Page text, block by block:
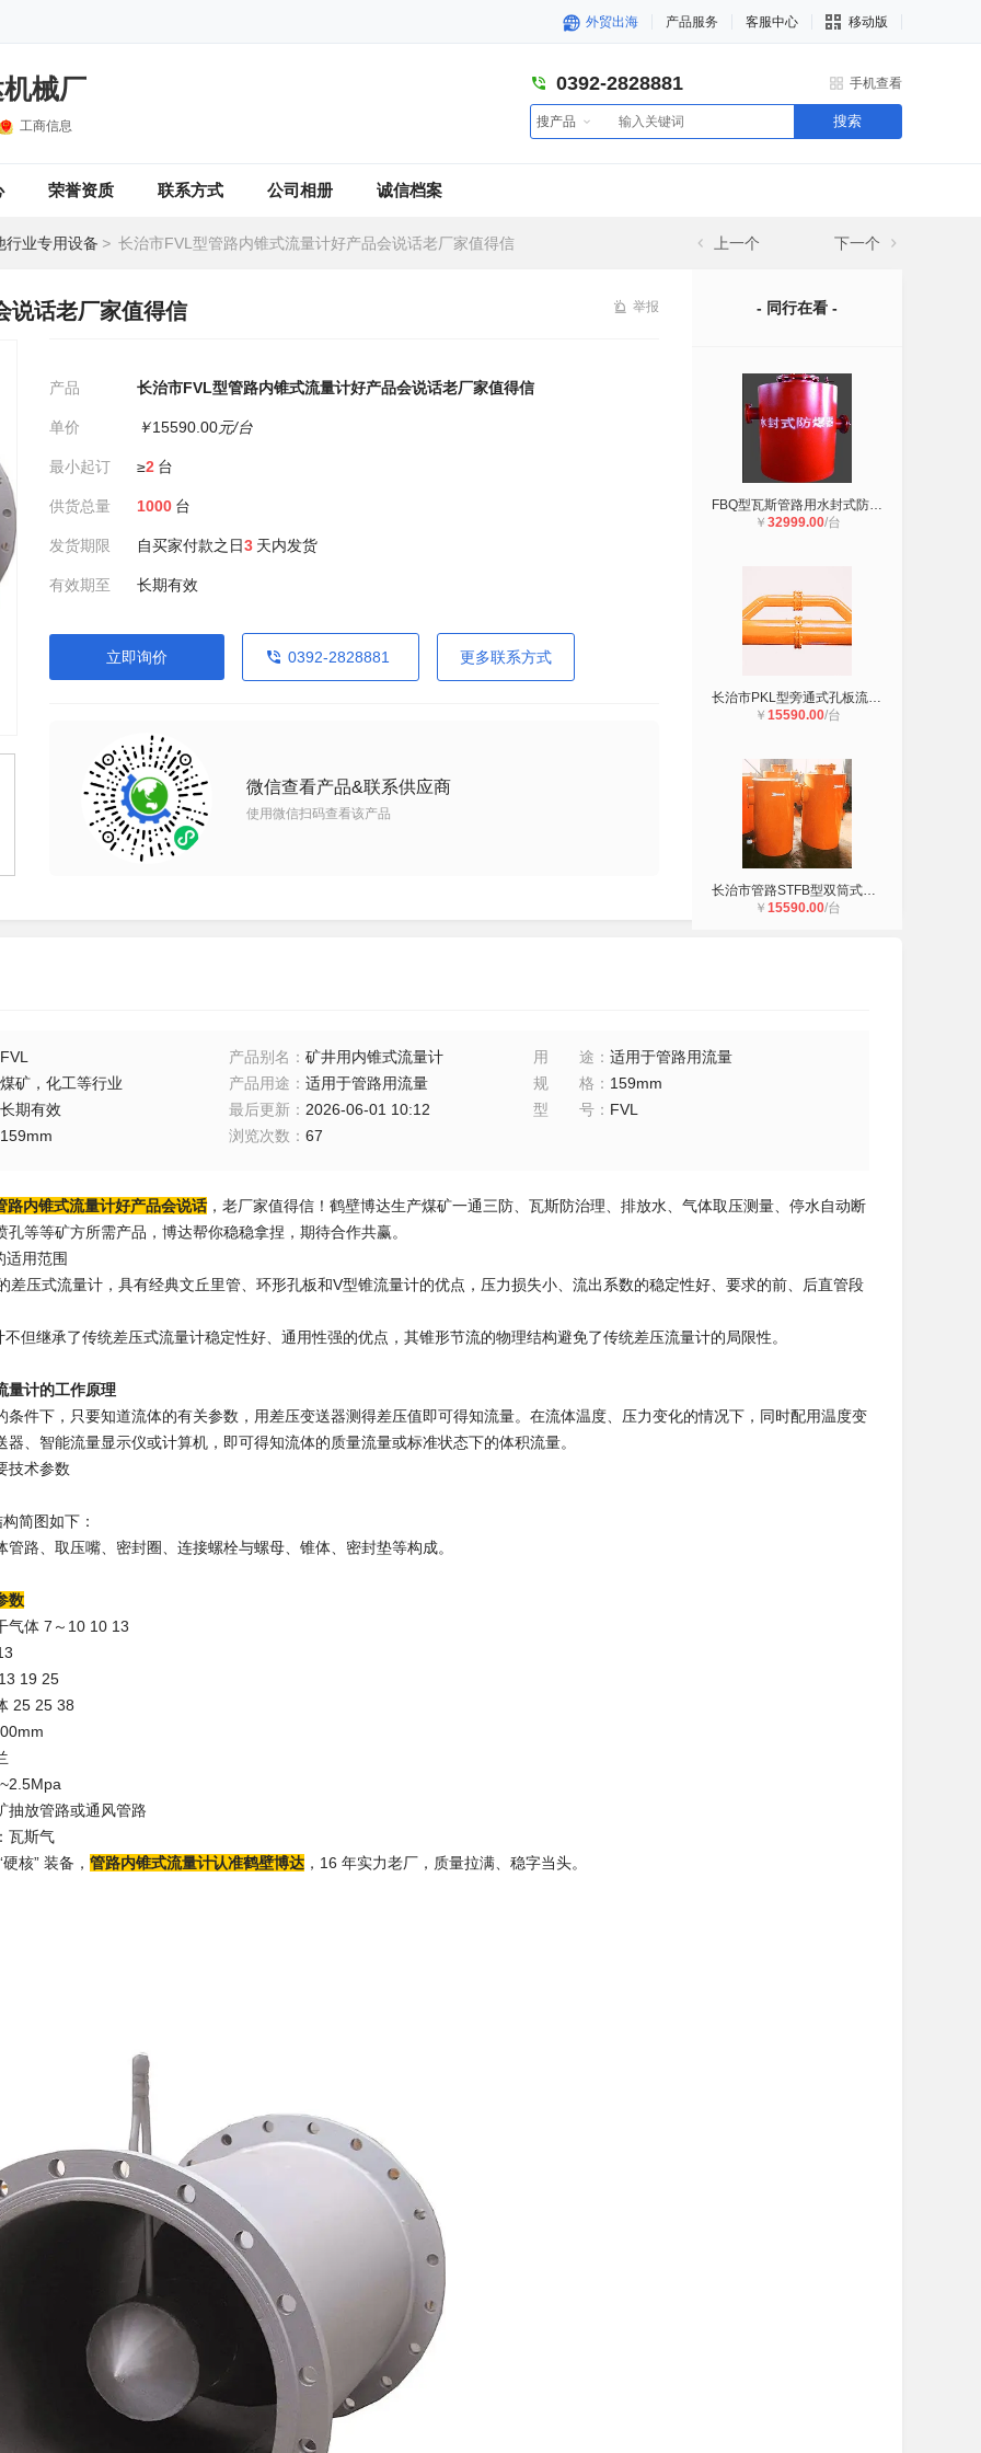
外贸出海 产品服务 客服中心 移动版
械厂
工商信息
0392-2828881 手机查看
搜产品 搜索
荣誉资质 联系方式 公司相册 诚信档案
行业专用设备 > 长治市FVL型管路内锥式流量计好产品会说话老厂家值得信 上一个 下一个
说话老厂家值得信 举报
产品 长治市FVL型管路内锥式流量计好产品会说话老厂家值得信
单价 ￥15590.00元/台
最小起订 ≥2 台
供货总量 1000 台
发货期限 自买家付款之日3 天内发货
有效期至 长期有效
立即询价 0392-2828881 更多联系方式
微信查看产品&联系供应商
使用微信扫码查看该产品
- 同行在看 -
FBQ型瓦斯管路用水封式防爆器解锁一
￥ 32999.00/台
长治市PKL型旁通式孔板流量计好产品
￥ 15590.00/台
长治市管路STFB型双筒式防爆器好产品
￥ 15590.00/台
FVL 产品别名 ： 矿井用内锥式流量计 用途 ：适用于管路用流量
煤矿，化工等行业
产品用途 ： 适用于管路用流量 规格 ： 159mm
长期有效
最后更新： 2026-06-01 10:12 型号 ： FVL
159mm
浏览次数 ： 67
路内锥式流量计好产品会说话，老厂家值得信！鹤壁博达生产煤矿一通三防、瓦斯防治理、排放水、气体取压测量、停水自动断
孔等等矿方所需产品，博达帮你稳稳拿捏，期待合作共赢。
适用范围
压式流量计，具有经典文丘里管、环形孔板和V型锥流量计的优点，压力损失小、流出系数的稳定性好、要求的前、后直管段
继承了传统差压式流量计稳定性好、通用性强的优点，其锥形节流的物理结构避免了传统差压流量计的局限性。
量计的工作原理
条件下，只要知道流体的有关参数，用差压变送器测得差压值即可得知流量。在流体温度、压力变化的情况下，同时配用温度变
器、智能流量显示仪或计算机，即可得知流体的质量流量或标准状态下的体积流量。
技术参数
简图如下：
管路、取压嘴、密封圈、连接螺栓与螺母、锥体、密封垫等构成。
数
气体 7～10 10 13
19 25
25 25 38
抽放管路或通风管路
瓦斯气
核” 装备， 管路内锥式流量计认准鹤壁博达 ，16 年实力老厂，质量拉满、稳字当头。